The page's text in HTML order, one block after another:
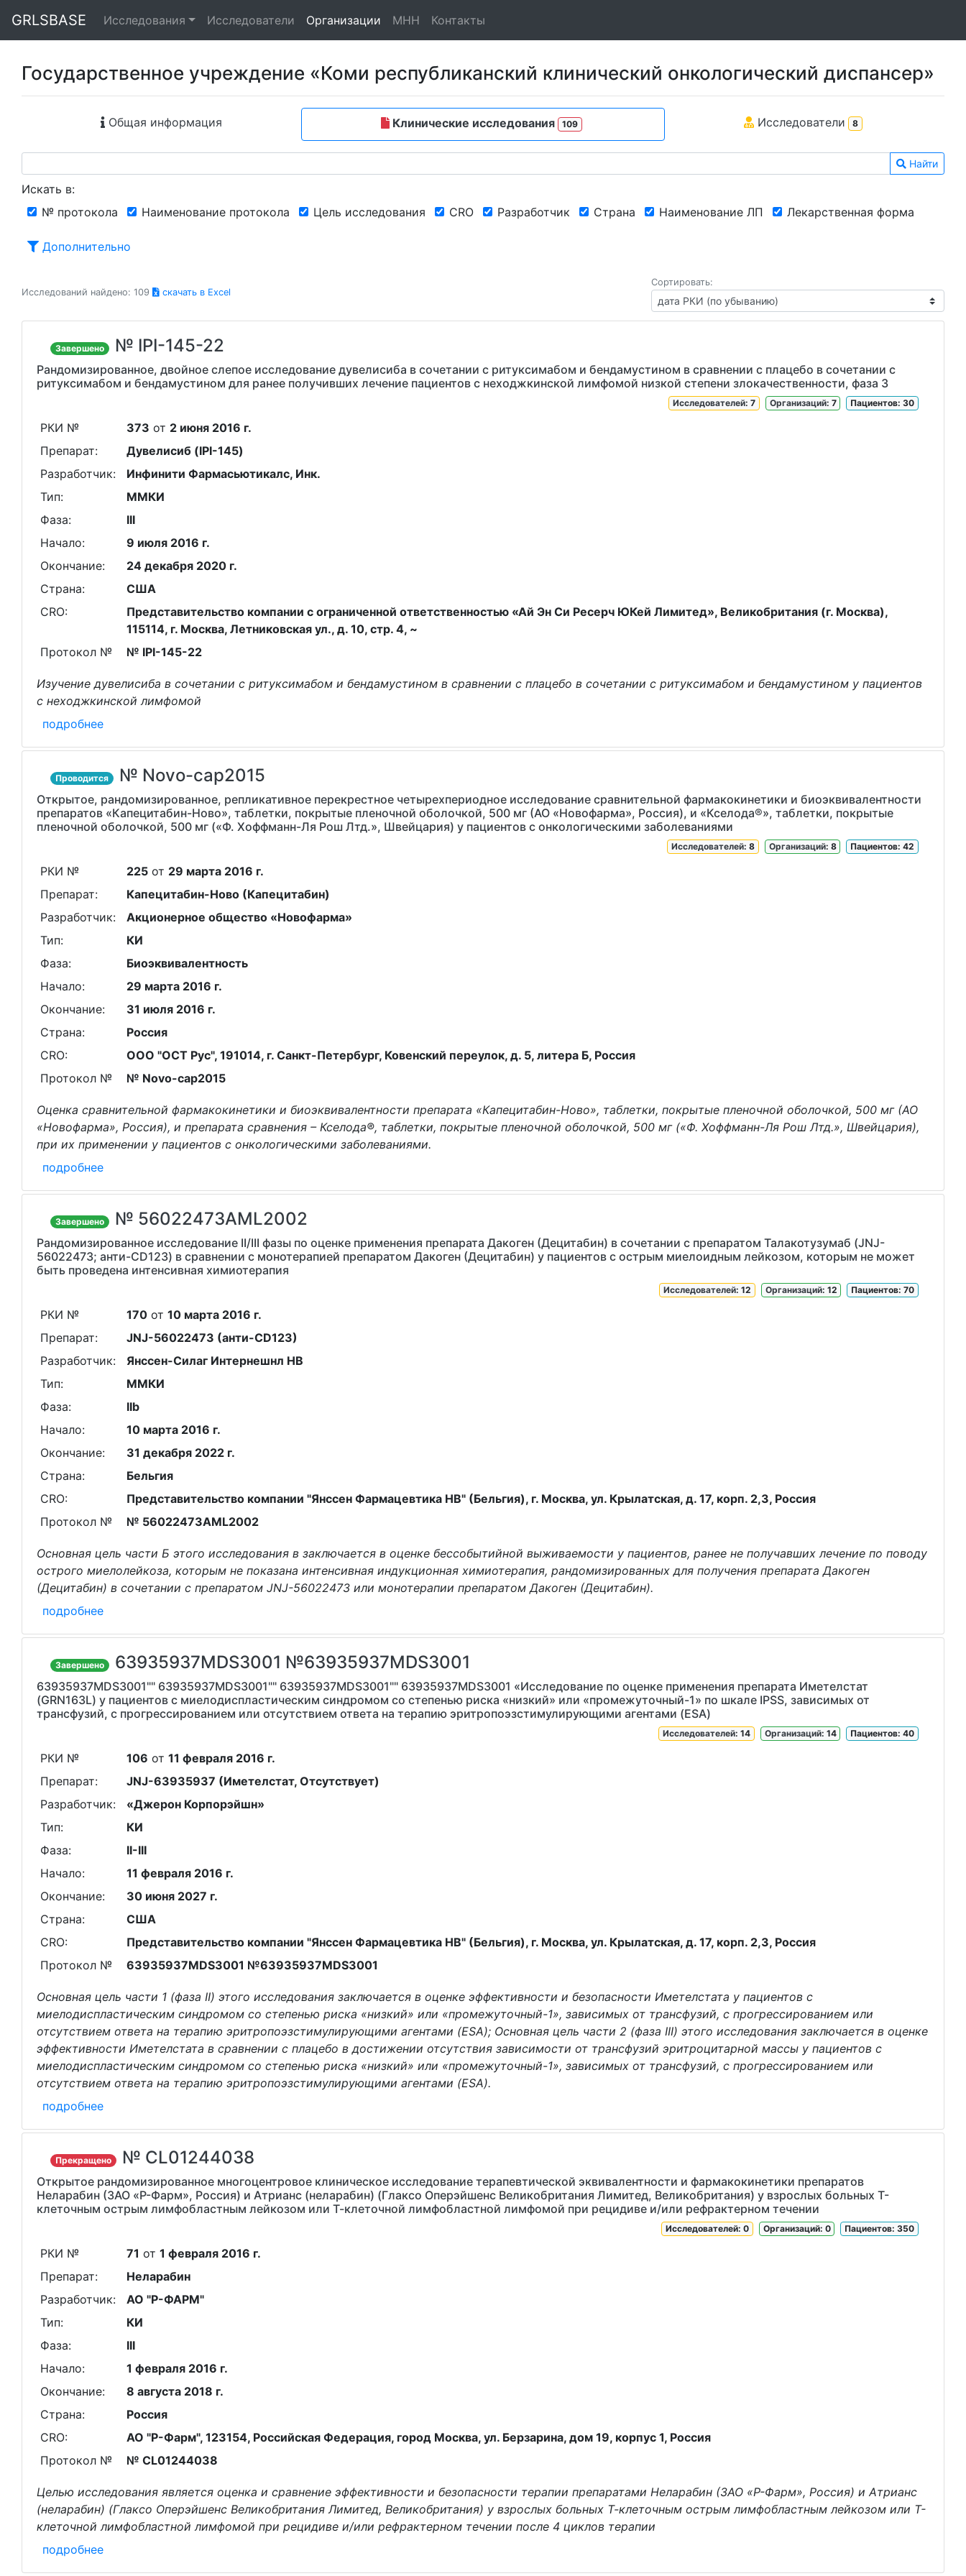
GRLSBASE Исследования Исследователи Организации МНН Контакты
Государственное учреждение «Коми республиканский клинический онкологический диспансер»
Общая информация Клинические исследования 109 Исследователи 8
Найти
Искать в:
№ протокола
Наименование протокола Цель исследования CRO Разработчик Страна Наименование ЛП Лекарственная форма
Дополнительно
Исследований найдено: 109 скачать в Excel
Сортировать:
Завершено № IPI-145-22
Рандомизированное, двойное слепое исследование дувелисиба в сочетании с ритуксимабом и бендамустином в сравнении с плацебо в сочетании с
ритуксимабом и бендамустином для ранее получивших лечение пациентов с неходжкинской лимфомой низкой степени злокачественности, фаза 3
Пациентов: 30
Организаций: 7
Исследователей: 7
РКИ № 373 от 2 июня 2016 г.
Препарат:
Дувелисиб (IPI-145)
Разработчик:
Инфинити Фармасьютикалс, Инк.
Тип:
ММКИ
Фаза:
III
Начало:
9 июля 2016 г.
Окончание:
24 декабря 2020 г.
Страна:
США
CRO:
Представительство компании с ограниченной ответственностью «Ай Эн Си Ресерч ЮКей Лимитед», Великобритания (г. Москва),
115114, г. Москва, Летниковская ул., д. 10, стр. 4, ~
Протокол №
№ IPI-145-22
Изучение дувелисиба в сочетании с ритуксимабом и бендамустином в сравнении с плацебо в сочетании с ритуксимабом и бендамустином у пациентов
с неходжкинской лимфомой
подробнее
Проводится № Novo-cap2015
Открытое, рандомизированное, репликативное перекрестное четырехпериодное исследование сравнительной фармакокинетики и биоэквивалентности
препаратов «Капецитабин-Ново», таблетки, покрытые пленочной оболочкой, 500 мг (АО «Новофарма», Россия), и «Кселода®», таблетки, покрытые
пленочной оболочкой, 500 мг («Ф. Хоффманн-Ля Рош Лтд.», Швейцария) у пациентов с онкологическими заболеваниями
Пациентов: 42
Организаций: 8
Исследователей: 8
РКИ № 225от 29 марта 2016 г.
Препарат:
Капецитабин-Ново (Капецитабин)
Разработчик:
Акционерное общество «Новофарма»
Тип:
КИ
Фаза:
Биоэквивалентность
Начало:
29 марта 2016 г.
Окончание:
31 июля 2016 г.
Страна:
Россия
CRO:
ООО "ОСТ Рус", 191014, г. Санкт-Петербург, Ковенский переулок, д. 5, литера Б, Россия
Протокол №
№ Novo-cap2015
Оценка сравнительной фармакокинетики и биоэквивалентности препарата «Капецитабин-Ново», таблетки, покрытые пленочной оболочкой, 500 мг (АО
«Новофарма», Россия), и препарата сравнения – Кселода®, таблетки, покрытые пленочной оболочкой, 500 мг («Ф. Хоффманн-Ля Рош Лтд.», Швейцария),
при их применении у пациентов с онкологическими заболеваниями.
подробнее
Завершено № 56022473AML2002
Рандомизированное исследование II/III фазы по оценке применения препарата Дакоген (Децитабин) в сочетании с препаратом Талакотузумаб (JNJ-
56022473; анти-CD123) в сравнении с монотерапией препаратом Дакоген (Децитабин) у пациентов с острым миелоидным лейкозом, которым не может
быть проведена интенсивная химиотерапия
Пациентов: 70
Организаций: 12
Исследователей: 12
РКИ № 170от 10 марта 2016 г.
Препарат:
JNJ-56022473 (анти-CD123)
Разработчик:
Янссен-Силаг Интернешнл НВ
Тип:
ММКИ
Фаза:
IIb
Начало:
10 марта 2016 г.
Окончание:
31 декабря 2022 г.
Страна:
Бельгия
CRO:
Представительство компании "Янссен Фармацевтика НВ" (Бельгия), г. Москва, ул. Крылатская, д. 17, корп. 2,3, Россия
Протокол №
№ 56022473AML2002
Основная цель части Б этого исследования в заключается в оценке бессобытийной выживаемости у пациентов, ранее не получавших лечение по поводу
острого миелолейкоза, которым не показана интенсивная индукционная химиотерапия, рандомизированных для получения препарата Дакоген
(Децитабин) в сочетании с препаратом JNJ-56022473 или монотерапии препаратом Дакоген (Децитабин).
подробнее
Завершено 63935937MDS3001 №63935937MDS3001
63935937MDS3001"" 63935937MDS3001"" 63935937MDS3001"" 63935937MDS3001 «Исследование по оценке применения препарата Иметелстат
(GRN163L) у пациентов с миелодиспластическим синдромом со степенью риска «низкий» или «промежуточный-1» по шкале IPSS, зависимых от
трансфузий, с прогрессированием или отсутствием ответа на терапию эритропоэзстимулирующими агентами (ESA)
Пациентов: 40
Организаций: 14
Исследователей: 14
РКИ № 106 от 11 февраля 2016 г.
Препарат:
JNJ-63935937 (Иметелстат, Отсутствует)
Разработчик:
«Джерон Корпорэйшн»
Тип:
КИ
Фаза:
II-III
Начало:
11 февраля 2016 г.
Окончание:
30 июня 2027 г.
Страна:
США
CRO:
Представительство компании "Янссен Фармацевтика НВ" (Бельгия), г. Москва, ул. Крылатская, д. 17, корп. 2,3, Россия
Протокол №
63935937MDS3001 №63935937MDS3001
Основная цель части 1 (фаза II) этого исследования заключается в оценке эффективности и безопасности Иметелстата у пациентов с
миелодиспластическим синдромом со степенью риска «низкий» или «промежуточный-1», зависимых от трансфузий, с прогрессированием или
отсутствием ответа на терапию эритропоэзстимулирующими агентами (ESA); Основная цель части 2 (фаза III) этого исследования заключается в оценке
эффективности Иметелстата в сравнении с плацебо в достижении отсутствия зависимости от трансфузий эритроцитарной массы у пациентов с
миелодиспластическим синдромом со степенью риска «низкий» или «промежуточный-1», зависимых от трансфузий, с прогрессированием или
отсутствием ответа на терапию эритропоэзстимулирующими агентами (ESA).
подробнее
Прекращено № CL01244038
Открытое рандомизированное многоцентровое клиническое исследование терапевтической эквивалентности и фармакокинетики препаратов
Неларабин (ЗАО «Р-Фарм», Россия) и Атрианс (неларабин) (Глаксо Оперэйшенс Великобритания Лимитед, Великобритания) у взрослых больных Т-
клеточным острым лимфобластным лейкозом или Т-клеточной лимфобластной лимфомой при рецидиве и/или рефрактерном течении
Пациентов: 350
Организаций: 0
Исследователей: 0
РКИ № 71 от 1 февраля 2016 г.
Препарат:
Неларабин
Разработчик:
АО "Р-ФАРМ"
Тип:
КИ
Фаза:
III
Начало:
1 февраля 2016 г.
Окончание:
8 августа 2018 г.
Страна:
Россия
CRO:
АО "Р-Фарм", 123154, Российская Федерация, город Москва, ул. Берзарина, дом 19, корпус 1, Россия
Протокол №
№ CL01244038
Целью исследования является оценка и сравнение эффективности и безопасности терапии препаратами Неларабин (ЗАО «Р-Фарм», Россия) и Атрианс
(неларабин) (Глаксо Оперэйшенс Великобритания Лимитед, Великобритания) у взрослых больных Т-клеточным острым лимфобластным лейкозом или Т-
клеточной лимфобластной лимфомой при рецидиве и/или рефрактерном течении после 4 циклов терапии
подробнее